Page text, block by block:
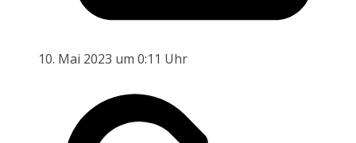
10. Mai 2023 um 0:11 Uhr